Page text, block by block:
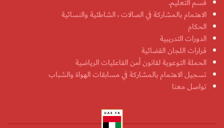
الاهتمام بالمشاركة في الصالات ، الشاطئية والنسائية
الحكام
الدورات التدريبية
قرارات اللجان القضائية
الحملة التوعوية لقانون أمن الفاعليات الرياضية
تسجيل الاهتمام بالمشاركة في مسابقات الهواة والشباب
تواصل معنا